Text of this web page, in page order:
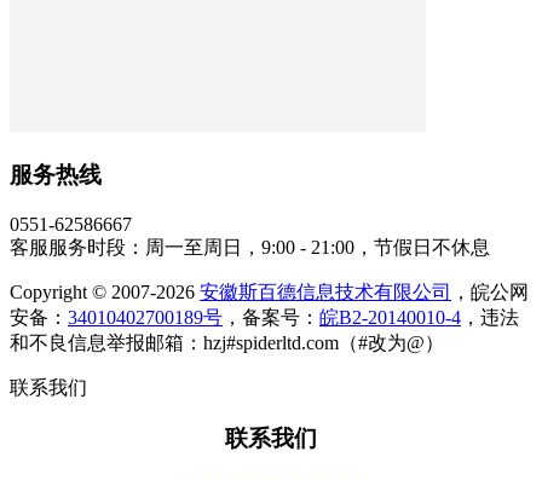
服务热线
0551-62586667
客服服务时段：周一至周日，9:00 - 21:00，节假日不休息
Copyright © 2007-2026 安徽斯百德信息技术有限公司
，皖公网
安备： 34010402700189号 ，备案号： 皖B2-20140010-4 ，违法
和不良信息举报邮箱：hzj#spiderltd.com（#改为@）
联系我们
联系我们